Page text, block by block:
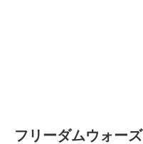
フリーダムウォー